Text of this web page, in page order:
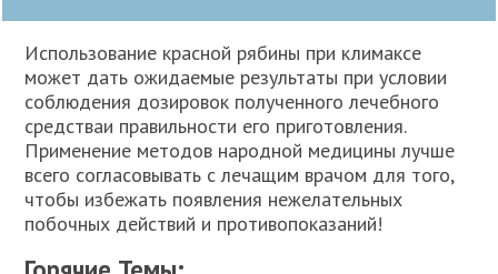
Использование красной рябины при климаксе
может дать ожидаемые результаты при условии
соблюдения дозировок полученного лечебного
средстваи правильности его приготовления.
Применение методов народной медицины лучше
всего согласовывать с лечащим врачом для того,
чтобы избежать появления нежелательных
побочных действий и противопоказаний!